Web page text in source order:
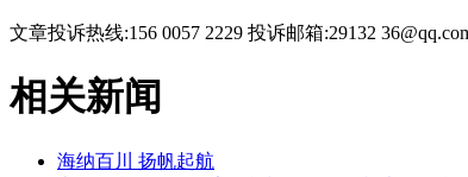
文章投诉热线:156 0057 2229 投诉邮箱:29132
相关新闻
海纳百川 扬帆起航